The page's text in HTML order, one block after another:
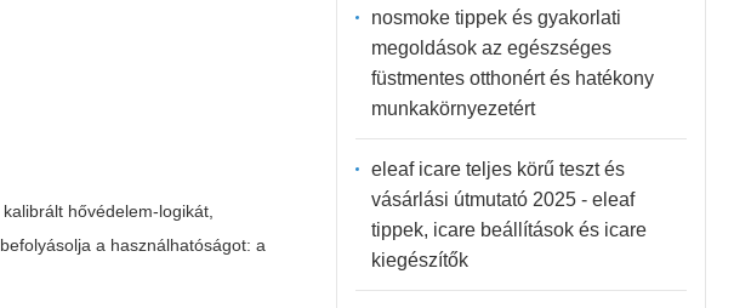
hővédelem‑logikát,
a használhatóságot: a
nosmoke tippek és gyakorlati
megoldások az egészséges
füstmentes otthonért és hatékony
munkakörnyezetért
eleaf icare teljes körű teszt és
vásárlási útmutató 2025 - eleaf
tippek, icare beállítások és icare
kiegészítők